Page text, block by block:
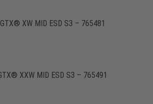
GTX® XW MID ESD S3 – 765481
XXW MID ESD S3 – 765491